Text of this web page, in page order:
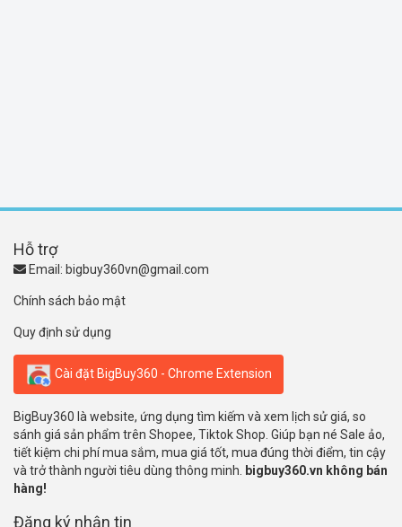
Hỗ trợ
Email: bigbuy360vn@gmail.com
Chính sách bảo mật
Quy định sử dụng
Cài đặt BigBuy360 - Chrome Extension
BigBuy360 là website, ứng dụng tìm kiếm và xem lịch sử giá, so
sánh giá sản phẩm trên Shopee, Tiktok Shop. Giúp bạn né Sale ảo,
tiết kiệm chi phí mua sắm, mua giá tốt, mua đúng thời điểm, tin cậy
và trở thành người tiêu dùng thông minh.
bigbuy360.vn không bán
hàng!
Đăng ký nhận tin